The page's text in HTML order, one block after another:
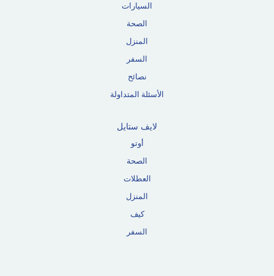
السيارات
الصحة
المنزل
السفر
نصائح
الأسئلة المتداولة
لايف ستايل
أوتو
الصحة
العطلات
المنزل
كيف
السفر